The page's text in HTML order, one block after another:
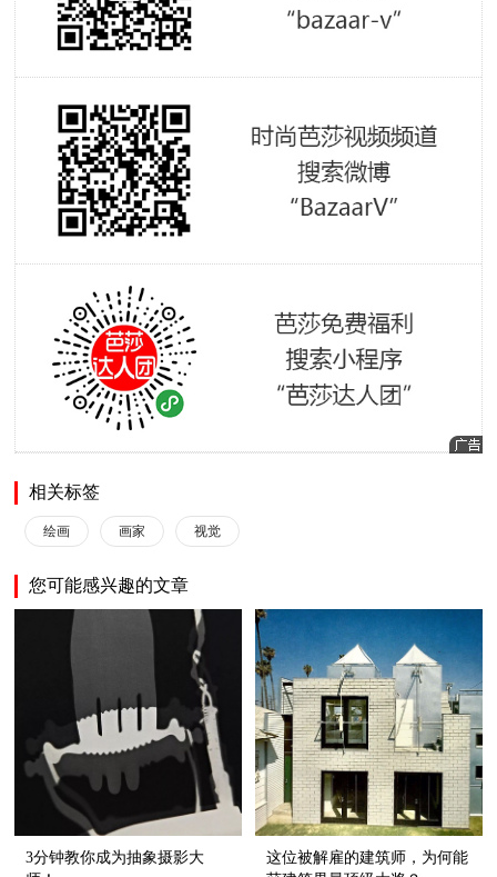
相关标签
绘画 画家 视觉
您可能感兴趣的文章
3分钟教你成为抽象摄影大
这位被解雇的建筑师，为何能